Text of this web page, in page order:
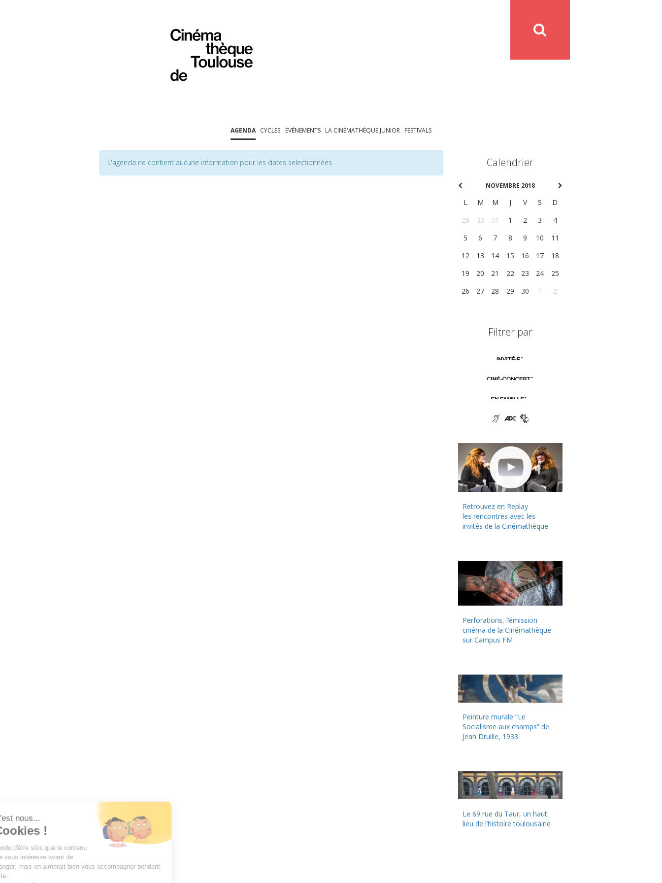
AGENDA CYCLES ÉVÉNEMENTS LA CINÉMATHÈQUE JUNIOR FESTIVALS
L'agenda ne contient aucune information pour les dates selectionnées Calendrier
NOVEMBRE 2018
L M M J V S
D
29
30 31 1 2 3
4
5
6 7 8 9 10
11
12
13 14 15 16 17
18
19
20 21 22 23 24
25
26
27 28 29 30 1 2
Filtrer par
Retrouvez en Replay
les rencontres avec les
invités de la Cinémathèque
Perforations, l’émission
cinéma de la Cinémathèque
sur Campus FM
Peinture murale “Le
Socialisme aux champs” de
Jean Druille, 1933
Le 69 rue du Taur, un haut
lieu de l’histoire toulousaine